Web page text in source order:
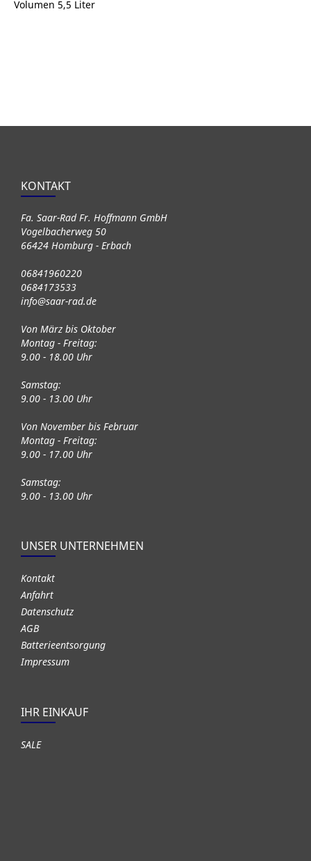
Volumen 5,5 Liter
KONTAKT
Fa. Saar-Rad Fr. Hoffmann GmbH
Vogelbacherweg 50
66424 Homburg - Erbach
06841960220
0684173533
info@saar-rad.de
Von März bis Oktober
Montag - Freitag:
9.00 - 18.00 Uhr
Samstag:
9.00 - 13.00 Uhr
Von November bis Februar
Montag - Freitag:
9.00 - 17.00 Uhr
Samstag:
9.00 - 13.00 Uhr
UNSER UNTERNEHMEN
Kontakt
Anfahrt
Datenschutz
AGB
Batterieentsorgung
Impressum
IHR EINKAUF
SALE